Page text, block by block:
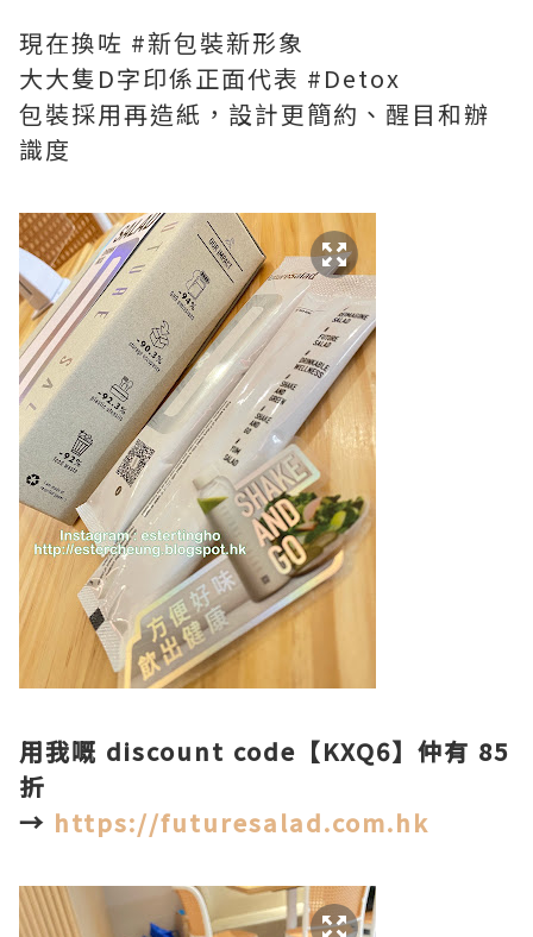
現在換咗 #新包裝新形象
大大隻D字印係正面代表 #Detox
包裝採用再造紙，設計更簡約、醒目和辦
識度
用我嘅 discount code【KXQ6】仲有 85
折
→ https://futuresalad.com.hk